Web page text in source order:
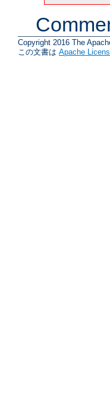
Copyright 2016 The
この文書は Apache